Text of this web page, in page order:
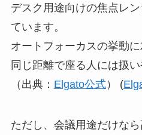
デスク用途向けの焦点レ
ています。
オートフォーカスの挙動
同じ距離で座る人には扱い
（出典： Elgato公式） (
ただし、会議用途だけな